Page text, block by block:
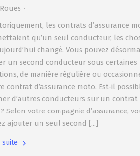
les contrats d’assurance
qu’un seul conducteur, les
changé. Vous pouvez
un second conducteur sous certaines
de manière régulière ou
contrat d’assurance moto. Est-il
d’autres conducteurs sur un contrat
Selon votre compagnie d’assurance,
ajouter un seul second [...]
suite